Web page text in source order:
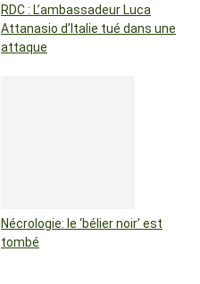
RDC : L’ambassadeur Luca
Attanasio d’Italie tué dans une
attaque
Nécrologie: le ‘bélier noir’ est
tombé